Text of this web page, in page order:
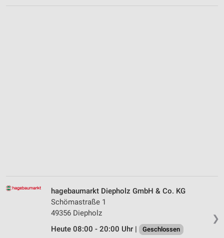
❯
hagebaumarkt Diepholz GmbH & Co. KG
Schömastraße 1
49356 Diepholz
Heute 08:00 - 20:00 Uhr |
Geschlossen